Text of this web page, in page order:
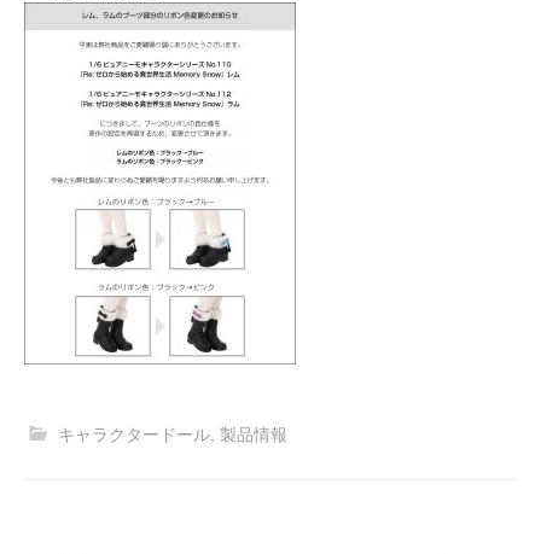
キャラクタードール 製品情報